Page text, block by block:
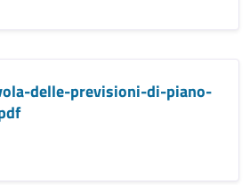
delle-previsioni-di-piano-